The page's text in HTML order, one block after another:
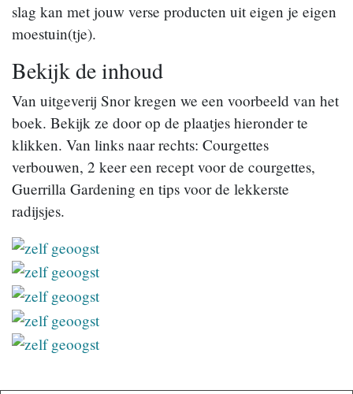
slag kan met jouw verse producten uit eigen je eigen
moestuin(tje).
Bekijk de inhoud
Van uitgeverij Snor kregen we een voorbeeld van het
boek. Bekijk ze door op de plaatjes hieronder te
klikken. Van links naar rechts: Courgettes
verbouwen, 2 keer een recept voor de courgettes,
Guerrilla Gardening en tips voor de lekkerste
radijsjes.